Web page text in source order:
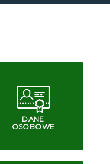
DANE
OSOBOWE